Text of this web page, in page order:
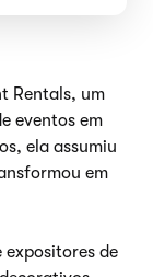
Rentals, um
eventos em
ela assumiu
em
de